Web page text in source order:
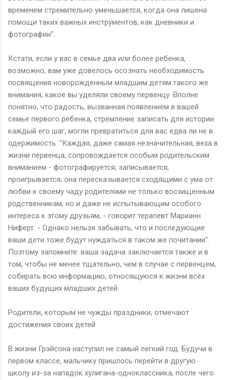
временем стремительно уменьшается, когда она лишена
помощи таких важных инструментов, как дневники и
фотографии".
Кстати, если у вас в семье два или более ребенка,
возможно, вам уже довелось осознать необходимость
посвящения новорожденным младшим детям такого же
внимания, какое вы уделяли своему первенцу. Вполне
понятно, что радость, вызванная появлением в вашей
семье первого ребенка, стремление записать для истории
каждый его шаг, могли превратиться для вас едва ли не в
одержимость. "Каждая, даже самая незначительная, веха в
жизни первенца, сопровождается особым родительским
вниманием - фотографируется, записывается,
проигрывается; она пересказывается сходящими с ума от
любви к своему чаду родителями не только восхищенным
родственникам, но и даже не испытывающим особого
интереса к этому друзьям, - говорит терапевт Марианн
Ниферт. - Однако нельзя забывать, что и последующие
ваши дети тоже будут нуждаться в таком же почитании".
Поэтому запомните: ваша задача заключается также и в
том, чтобы не менее тщательно, чем в случае с первенцем,
собирать всю информацию, относящуюся к жизни всех
ваших будущих младших детей.
Родители, которым не чужды праздники, отмечают
достижения своих детей
В жизни Грэйсона наступил не самый легкий год. Будучи в
первом классе, мальчику пришлось перейти в другую
школу из-за нападок хулигана-одноклассника, после чего